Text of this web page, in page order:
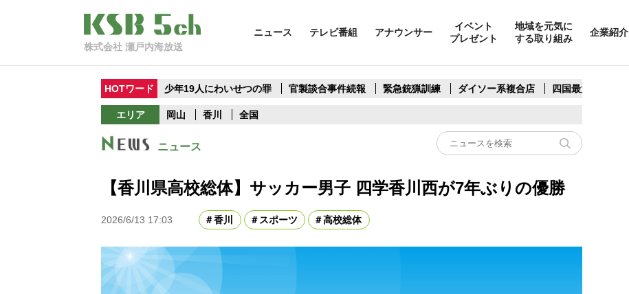
株式会社 瀬戸内海放送
ニュース テレビ番組 アナウンサー
イベント
プレゼント
地域を元気に
する取り組み
企業紹介
HOTワード 少年19人にわいせつの罪 官製談合事件続報 緊急銃猟訓練 ダイソー系複合店 四国最大スリコ
エリア 岡山 香川 全国
ニュース
【香川県高校総体】サッカー男子 四学香川西が7年ぶりの優勝
2026/6/13 17:03 香川 スポーツ 高校総体